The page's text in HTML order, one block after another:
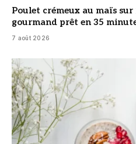
Poulet crémeux au maïs
gourmand prêt en 35
7 août 2026
© DR